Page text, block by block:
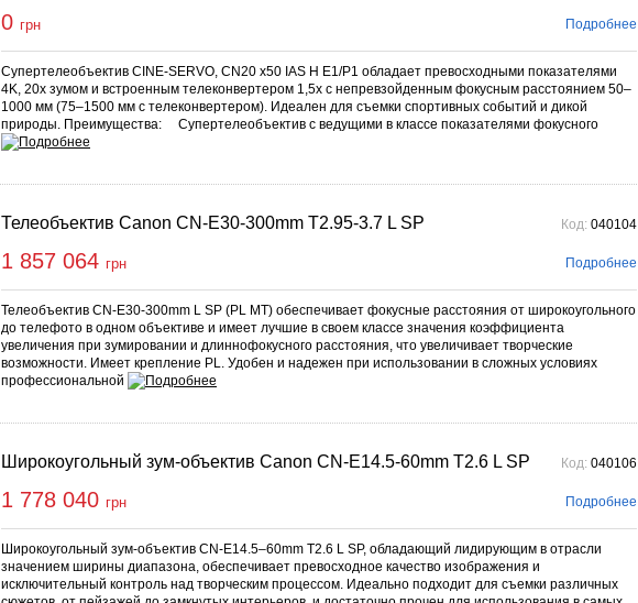
0 грн Подробнее
Супертелеобъектив CINE-SERVO, CN20 x50 IAS H E1/P1 обладает превосходными показателями
4K, 20x зумом и встроенным телеконвертером 1,5x с непревзойденным фокусным расстоянием 50–
1000 мм (75–1500 мм с телеконвертером). Идеален для съемки спортивных событий и дикой
природы. Преимущества: Супертелеобъектив с ведущими в классе показателями фокусного
Телеобъектив Canon CN-E30-300mm T2.95-3.7 L SP Код: 040104
1 857 064 грн Подробнее
Телеобъектив CN-E30-300mm L SP (PL MT) обеспечивает фокусные расстояния от широкоугольного
до телефото в одном объективе и имеет лучшие в своем классе значения коэффициента
увеличения при зумировании и длиннофокусного расстояния, что увеличивает творческие
возможности. Имеет крепление PL. Удобен и надежен при использовании в сложных условиях
профессиональной
Широкоугольный зум-объектив Canon CN-E14.5-60mm T2.6 L SP Код: 040106
1 778 040 грн Подробнее
Широкоугольный зум-объектив CN-E14.5–60mm T2.6 L SP, обладающий лидирующим в отрасли
значением ширины диапазона, обеспечивает превосходное качество изображения и
исключительный контроль над творческим процессом. Идеально подходит для съемки различных